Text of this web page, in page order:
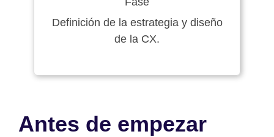
Definición de la estrategia y diseño
de la CX.
Antes de empezar